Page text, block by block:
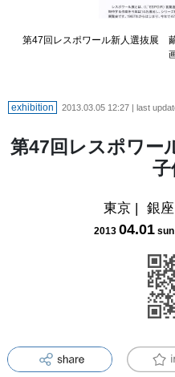
第47回レスポワール新人選抜展
exhibition 2013.03.05 12:27 | last
第47回レスポワ
子
東京 | 銀
2013 04.01 sun